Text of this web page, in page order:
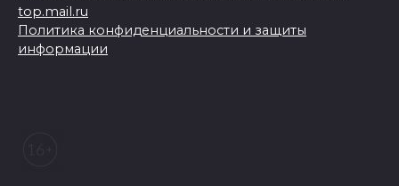
top.mail.ru
Политика конфиденциальности и защиты
информации